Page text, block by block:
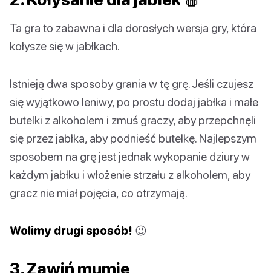
Ta gra to zabawna i dla dorosłych wersja gry, która
kołysze się w jabłkach.
Istnieją dwa sposoby grania w tę grę. Jeśli czujesz
się wyjątkowo leniwy, po prostu dodaj jabłka i małe
butelki z alkoholem i zmuś graczy, aby przepchnęli
się przez jabłka, aby podnieść butelkę. Najlepszym
sposobem na grę jest jednak wykopanie dziury w
każdym jabłku i włożenie strzału z alkoholem, aby
gracz nie miał pojęcia, co otrzymają.
Wolimy drugi sposób! 😉
3. Zawiń mumię